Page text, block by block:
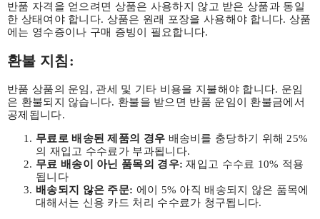
반품 자격을 얻으려면 상품은 사용하지 않고 받은 상품과 동일
한 상태여야 합니다. 상품은 원래 포장을 사용해야 합니다. 상품
에는 영수증이나 구매 증빙이 필요합니다.
환불 지침:
반품 상품의 운임, 관세 및 기타 비용을 지불해야 합니다. 운임
은 환불되지 않습니다. 환불을 받으면 반품 운임이 환불금에서
공제됩니다.
무료로 배송된 제품의 경우 배송비를 충당하기 위해 25%
의 재입고 수수료가 부과됩니다.
무료 배송이 아닌 품목의 경우: 재입고 수수료 10% 적용
됩니다
배송되지 않은 주문: 에이 5% 아직 배송되지 않은 품목에
대해서는 신용 카드 처리 수수료가 청구됩니다.